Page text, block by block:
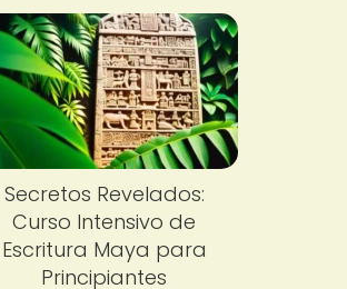
Secretos Revelados:
Curso Intensivo de
Escritura Maya para
Principiantes